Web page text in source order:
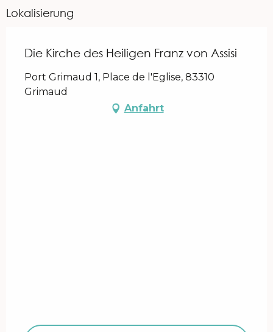
Lokalisierung
Die Kirche des Heiligen Franz von Assisi
Port Grimaud 1, Place de l'Eglise, 83310
Grimaud
Anfahrt